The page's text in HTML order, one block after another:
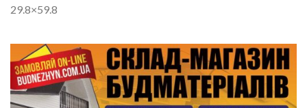
29.8×59.8